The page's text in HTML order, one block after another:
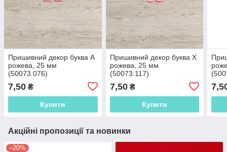
Пришивний декор буква A
рожева, 25 мм
(50073.076)
7,50 ₴
Купити
Пришивний декор буква X
рожева, 25 мм
(50073.117)
7,50₴
Купити
Акційні пропозиції та новинки
–20%